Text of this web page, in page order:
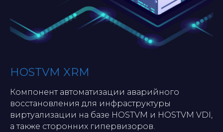
HOSTVM XRM
Компонент автоматизации аварийного
восстановления для инфраструктуры
виртуализации на базе HOSTVM и HOSTVM VDI,
а также сторонних гипервизоров.